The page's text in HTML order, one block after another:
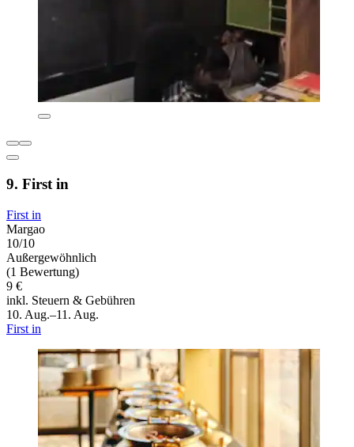
9. First in
First in
Margao
10/10
Außergewöhnlich
(1 Bewertung)
9 €
inkl. Steuern & Gebühren
10. Aug.–11. Aug.
First in